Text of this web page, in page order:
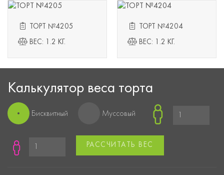
ТОРТ №4205
ВЕС: 1.2 КГ.
ТОРТ №4204
ВЕС: 1.2 КГ.
Калькулятор веса торта
Бисквитный Муссовый
РАССЧИТАТЬ ВЕС